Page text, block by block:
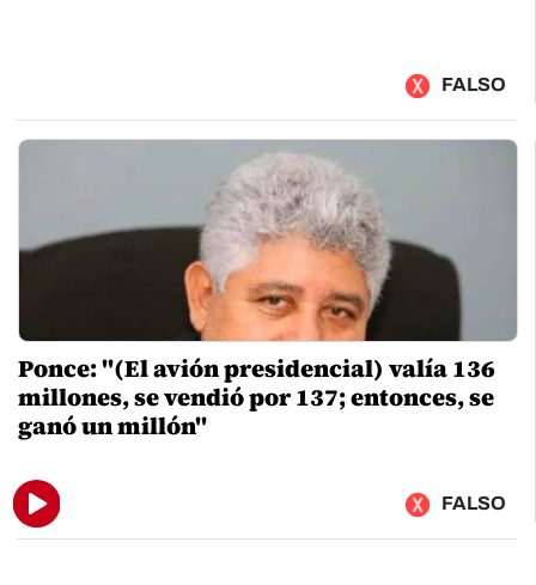
FALSO
Ponce: "(El avión presidencial) valía 136
millones, se vendió por 137; entonces, se
ganó un millón"
FALSO